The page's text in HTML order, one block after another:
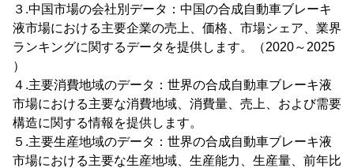
３.中国市場の会社別データ：中国の合成自動車ブレーキ
液市場における主要企業の売上、価格、市場シェア、業界
ランキングに関するデータを提供します。（2020～2025
）
４.主要消費地域のデータ：世界の合成自動車ブレーキ液
市場における主要な消費地域、消費量、売上、および需要
構造に関する情報を提供します。
５.主要生産地域のデータ：世界の合成自動車ブレーキ液
市場における主要な生産地域、生産能力、生産量、前年比